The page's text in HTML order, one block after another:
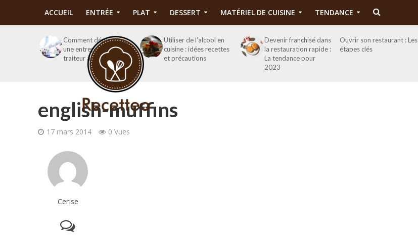
ACCUEIL ENTRÉE PLAT DESSERT MATÉRIEL DE CUISINE TENDANCE
Comment démarrer
une entreprise de
traiteur à domicile ?
Utiliser de l’alcool en
cuisine : idées recettes
et précautions
Devenir franchisé dans
la restauration rapide :
La tendance pour
2023
Ouvrir son restaurant : Les
étapes clés
english-muffins
17 mars 2014 0 Vues
Cerise